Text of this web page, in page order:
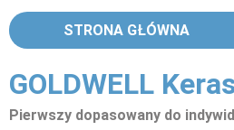
STRONA GŁÓWNA
GOLDWELL
Pierwszy dopasowany do